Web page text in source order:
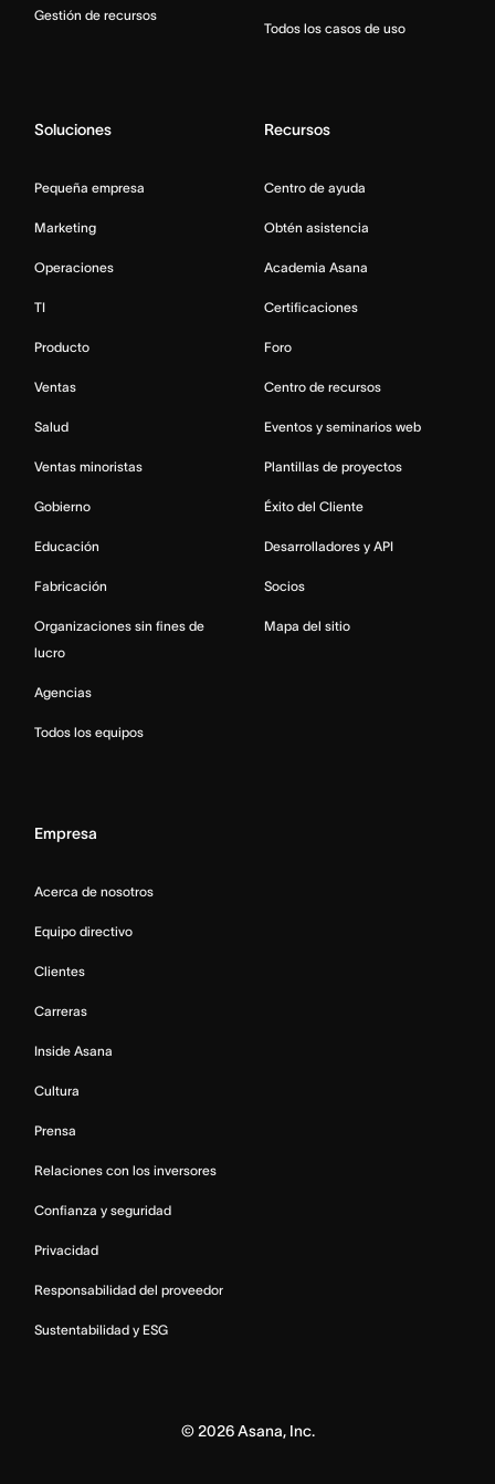
Gestión de recursos
Todos los casos de uso
Soluciones
Pequeña empresa
Marketing
Operaciones
TI
Producto
Ventas
Salud
Ventas minoristas
Gobierno
Educación
Fabricación
Organizaciones sin fines de
lucro
Agencias
Todos los equipos
Recursos
Centro de ayuda
Obtén asistencia
Academia Asana
Certificaciones
Foro
Centro de recursos
Eventos y seminarios web
Plantillas de proyectos
Éxito del Cliente
Desarrolladores y API
Socios
Mapa del sitio
Empresa
Acerca de nosotros
Equipo directivo
Clientes
Carreras
Inside Asana
Cultura
Prensa
Relaciones con los inversores
Confianza y seguridad
Privacidad
Responsabilidad del proveedor
Sustentabilidad y ESG
© 2026Asana, Inc.